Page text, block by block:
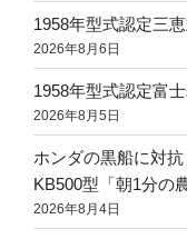
1958年型式認定三
2026年8月6日
1958年型式認定富
2026年8月5日
ホンダの黒船に対
KB500型「朝1分の
2026年8月4日